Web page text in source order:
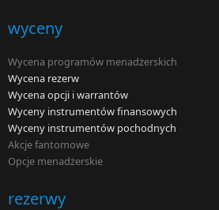
wyceny
Wycena programów menadżerskich
Wycena rezerw
Wycena opcji i warrantów
Wyceny instrumentów finansowych
Wyceny instrumentów pochodnych
Akcje fantomowe
Opcje menadżerskie
rezerwy